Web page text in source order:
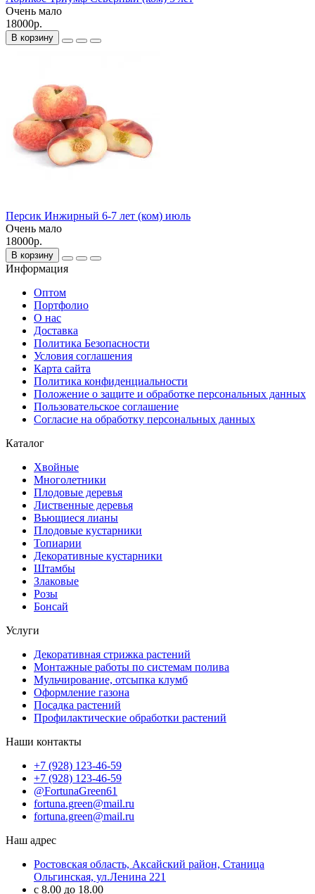
Очень мало
18000р.
В корзину
Персик Инжирный 6-7 лет (ком) июль
Очень мало
18000р.
В корзину
Информация
Оптом
Портфолио
О нас
Доставка
Политика Безопасности
Условия соглашения
Карта сайта
Политика конфиденциальности
Положение о защите и обработке персональных данных
Пользовательское соглашение
Согласие на обработку персональных данных
Каталог
Хвойные
Многолетники
Плодовые деревья
Лиственные деревья
Вьющиеся лианы
Плодовые кустарники
Топиарии
Декоративные кустарники
Штамбы
Злаковые
Розы
Бонсай
Услуги
Декоративная стрижка растений
Монтажные работы по системам полива
Мульчирование, отсыпка клумб
Оформление газона
Посадка растений
Профилактические обработки растений
Наши контакты
+7 (928) 123-46-59
+7 (928) 123-46-59
@FortunaGreen61
fortuna.green@mail.ru
fortuna.green@mail.ru
Наш адрес
Ростовская область, Аксайский район, Станица
Ольгинская, ул.Ленина 221
с 8.00 до 18.00